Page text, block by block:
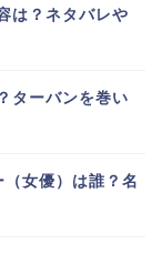
は？ネタバレや
ターバンを巻い
女優）は誰？名